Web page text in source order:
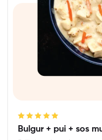
Evaluat la
din 5
Bulgur + pui + sos